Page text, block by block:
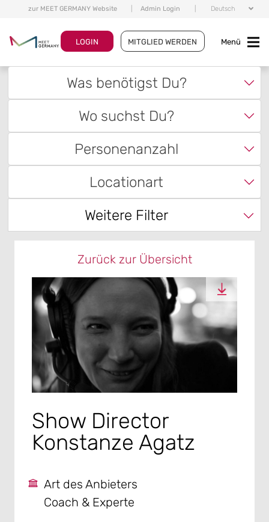
zur MEET GERMANY Website Admin Login Deutsch
LOGIN MITGLIED WERDEN Menü
Was benötigst Du?
Wo suchst Du?
Personenanzahl
Locationart
Weitere Filter
Zurück zur Übersicht
Show Director
Konstanze Agatz
Art des Anbieters
Coach & Experte